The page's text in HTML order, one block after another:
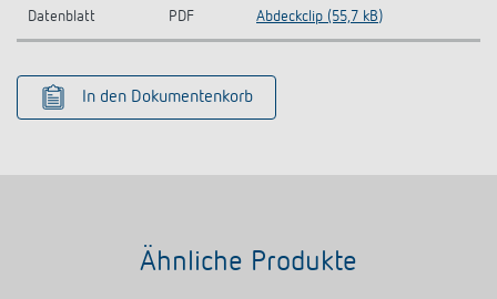
Datenblatt PDF Abdeckclip (55,7 kB)
In den Dokumentenkorb
Ähnliche Produkte